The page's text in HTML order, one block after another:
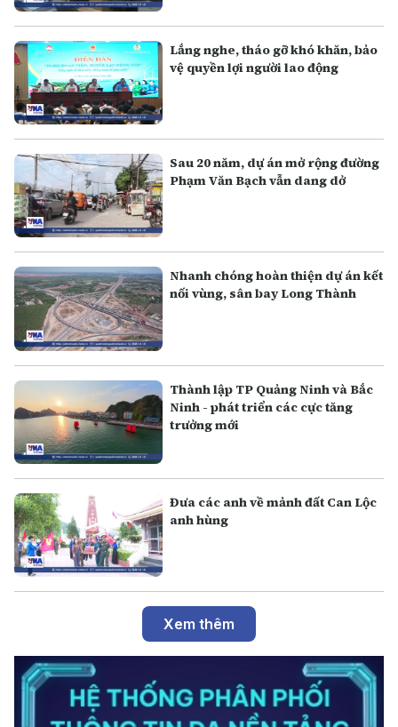
Lắng nghe, tháo gỡ khó khăn, bảo
vệ quyền lợi người lao động
Sau 20 năm, dự án mở rộng đường
Phạm Văn Bạch vẫn dang dở
Nhanh chóng hoàn thiện dự án kết
nối vùng, sân bay Long Thành
Thành lập TP Quảng Ninh và Bắc
Ninh - phát triển các cực tăng
trưởng mới
Đưa các anh về mảnh đất Can Lộc
anh hùng
Xem thêm